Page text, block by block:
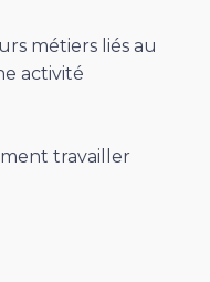
métiers liés au
activité
travailler